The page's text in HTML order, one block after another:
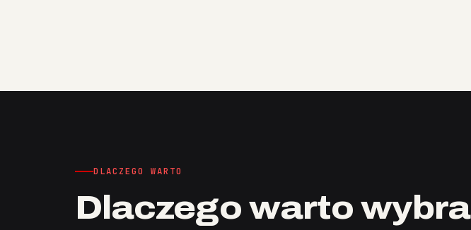
DLACZEGO WARTO
Dlaczego warto